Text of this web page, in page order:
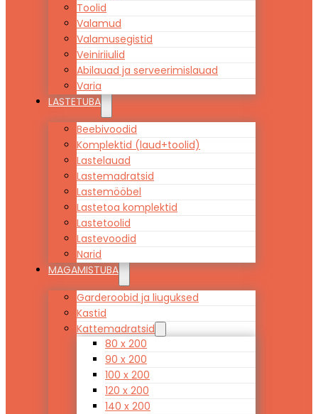
Toolid
Valamud
Valamusegistid
Veiniriiulid
Abilauad ja serveerimislauad
Varia
LASTETUBA
Beebivoodid
Komplektid (laud+toolid)
Lastelauad
Lastemadratsid
Lastemööbel
Lastetoa komplektid
Lastetoolid
Lastevoodid
Narid
MAGAMISTUBA
Garderoobid ja liuguksed
Kastid
Kattemadratsid
80 x 200
90 x 200
100 x 200
120 x 200
140 x 200